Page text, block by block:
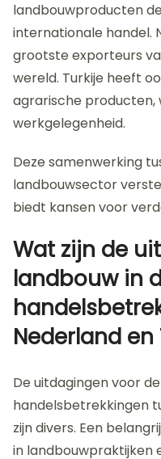
landbouwproducten
internationale handel.
grootste exporteurs
wereld. Turkije heeft
agrarische producten,
werkgelegenheid.
Deze samenwerking
landbouwsector
biedt kansen voor
Wat zijn de
landbouw in
Nederland en
De uitdagingen voor
handelsbetrekkingen
zijn divers. Een
in landbouwpraktijken